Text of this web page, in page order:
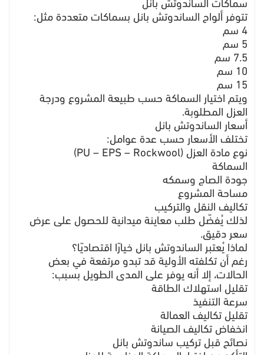
سماكات الساندوتش بانل
تتوفر ألواح الساندوتش بانل بسماكات متعددة مثل:
4 سم
5 سم
7.5 سم
10 سم
15 سم
ويتم اختيار السماكة حسب طبيعة المشروع ودرجة
العزل المطلوبة.
أسعار الساندوتش بانل
تختلف الأسعار حسب عدة عوامل:
نوع مادة العزل (PU – EPS – Rockwool)
السماكة
جودة الصاج وسمكه
مساحة المشروع
تكاليف النقل والتركيب
لذلك يُفضّل طلب معاينة ميدانية للحصول على عرض
سعر دقيق.
لماذا يُعتبر الساندوتش بانل خيارًا اقتصاديًا؟
رغم أن تكلفته الأولية قد تبدو مرتفعة في بعض
الحالات، إلا أنه يوفر على المدى الطويل بسبب:
تقليل استهلاك الطاقة
سرعة التنفيذ
تقليل تكاليف العمالة
انخفاض تكاليف الصيانة
نصائح قبل تركيب ساندوتش بانل